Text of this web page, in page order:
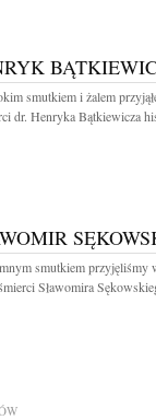
smutkiem i żalem
dr. Henryka Bątkiewicza
smutkiem przyjęliśmy
Sławomira